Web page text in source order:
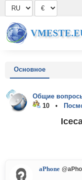
Основное
Общие
10 •
aPhone